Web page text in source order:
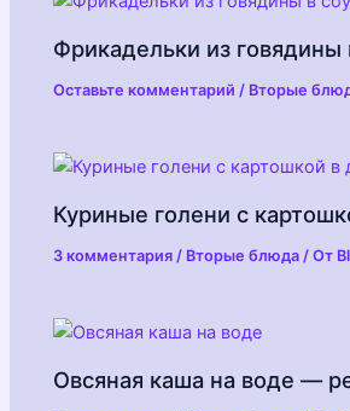
Фрикадельки из говядины
Оставьте комментарий / Вторые
Куриные голени с
3 комментария / Вторые блюда / От
Овсяная каша на воде —